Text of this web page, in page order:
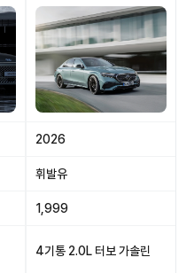
2026
휘발유
1,999
4기통 2.0L 터보 가솔린